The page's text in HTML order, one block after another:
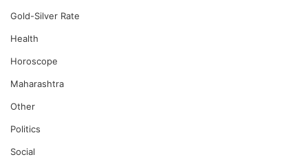
Gold-Silver Rate
Health
Horoscope
Maharashtra
Other
Politics
Social